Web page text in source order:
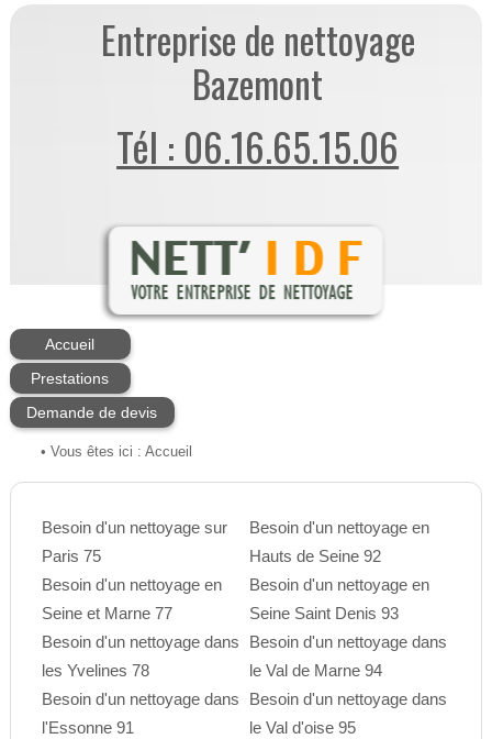
Entreprise de nettoyage
Bazemont
Tél : 06.16.65.15.06
Accueil
Prestations
Demande de devis
• Vous êtes ici : Accueil
Besoin d'un nettoyage sur
Paris 75
Besoin d'un nettoyage en
Seine et Marne 77
Besoin d'un nettoyage dans
les Yvelines 78
Besoin d'un nettoyage dans
l'Essonne 91
Besoin d'un nettoyage en
Hauts de Seine 92
Besoin d'un nettoyage en
Seine Saint Denis 93
Besoin d'un nettoyage dans
le Val de Marne 94
Besoin d'un nettoyage dans
le Val d'oise 95